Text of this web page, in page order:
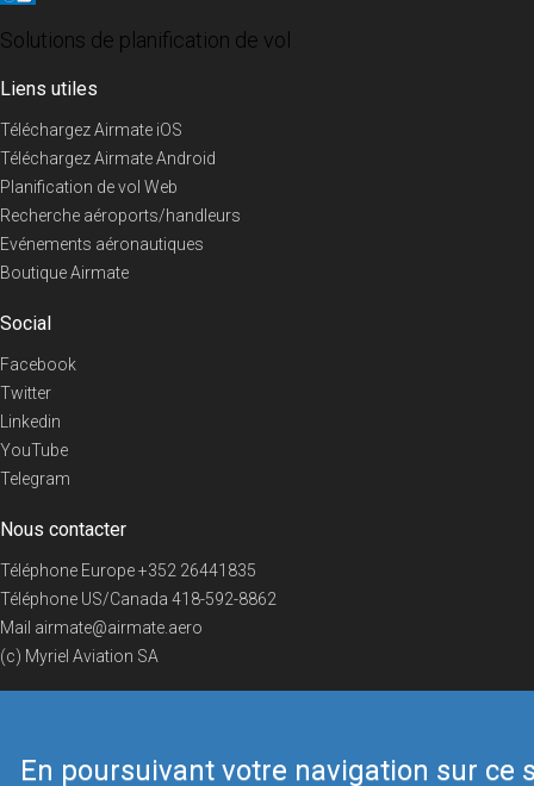
En poursuivant votre navigation sur ce
Solutions de planification de vol
Liens utiles
Téléchargez Airmate iOS
Téléchargez Airmate Android
Planification de vol Web
Recherche aéroports/handleurs
Evénements aéronautiques
Boutique Airmate
Social
Facebook
Twitter
Linkedin
YouTube
Telegram
Nous contacter
Téléphone Europe+352 26441835
Téléphone US/Canada 418-592-8862
Mail airmate@airmate.aero
(c) Myriel Aviation SA
© 2019 Airmate -Conditions d'utilisation-Vie privée Back to top